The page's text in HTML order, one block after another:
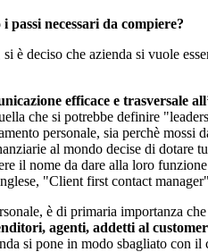
passi necessari da compiere?
è deciso che azienda si vuole
efficace e trasversale
che si potrebbe definire
personale, sia perchè
al mondo decise di dotare
il nome da dare alla loro
"Client first contact
è di primaria importanza
agenti, addetti al
si pone in modo sbagliato con il